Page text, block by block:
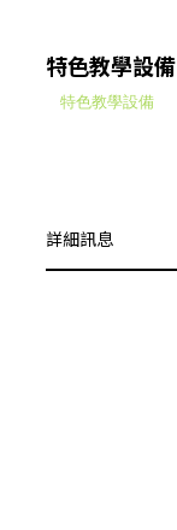
特色教學設備
特色教學設備
詳細訊息